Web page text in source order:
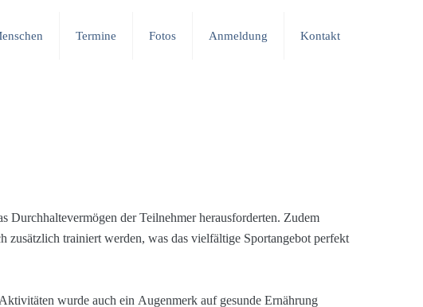
Termine Fotos Anmeldung Kontakt
Durchhaltevermögen der Teilnehmer herausforderten. Zudem
zusätzlich trainiert werden, was das vielfältige Sportangebot perfekt
wurde auch ein Augenmerk auf gesunde Ernährung